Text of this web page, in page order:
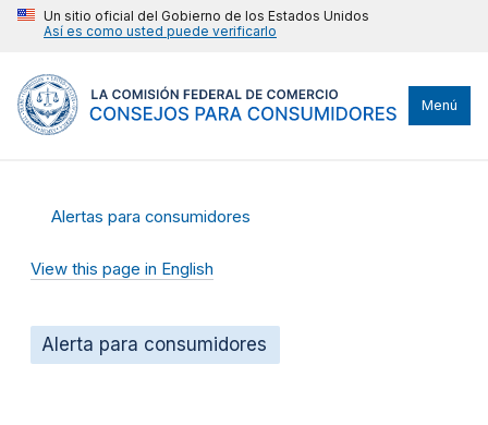
Un sitio oficial del Gobierno de los Estados Unidos
Así es como usted puede verificarlo
Menú
Alertas para consumidores
View this page in English
Alerta para consumidores